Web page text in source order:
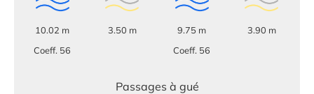
10.02 m
Coeff. 56
3.50 m
9.75 m
Coeff. 56
3.90 m
Passages à gué